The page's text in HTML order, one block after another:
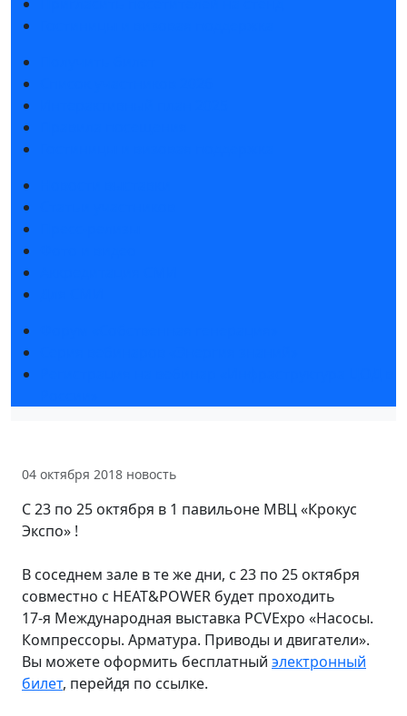
04 октября 2018 новость
С 23 по 25 октября в 1 павильоне МВЦ «Крокус
Экспо» !
В соседнем зале в те же дни, с 23 по 25 октября
совместно с HEAT&POWER будет проходить
17-я Международная выставка PCVExpo «Насосы.
Компрессоры. Арматура. Приводы и двигатели».
Вы можете оформить бесплатный электронный
билет, перейдя по ссылке.